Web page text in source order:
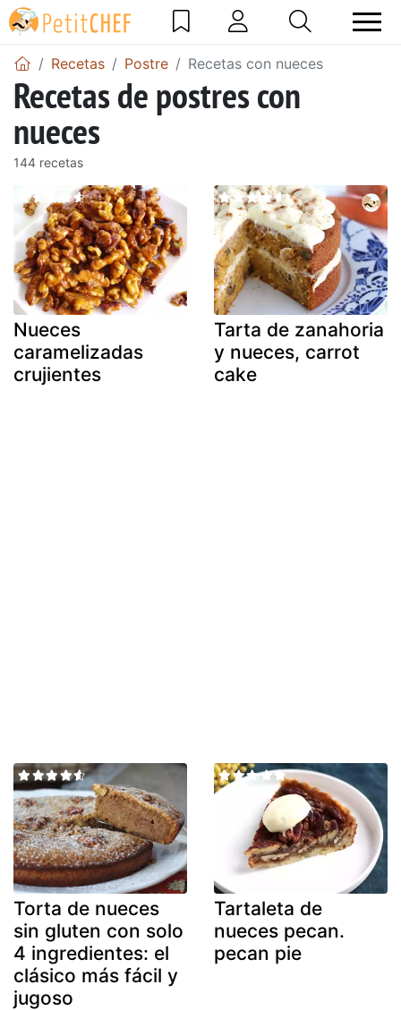
Recetas Postre Recetas con nueces
Recetas de postres con
nueces
144 recetas
Nueces
caramelizadas
crujientes
Tarta de zanahoria
y nueces, carrot
cake
Torta de nueces
sin gluten con solo
4 ingredientes: el
clásico más fácil y
jugoso
Tartaleta de
nueces pecan.
pecan pie